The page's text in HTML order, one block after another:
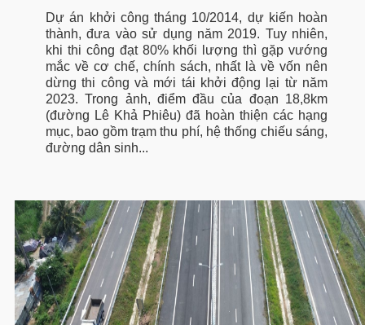
Dự án khởi công tháng 10/2014, dự kiến hoàn
thành, đưa vào sử dụng năm 2019. Tuy nhiên,
khi thi công đạt 80% khối lượng thì gặp vướng
mắc về cơ chế, chính sách, nhất là về vốn nên
dừng thi công và mới tái khởi động lại từ năm
2023. Trong ảnh, điểm đầu của đoạn 18,8km
(đường Lê Khả Phiêu) đã hoàn thiện các hạng
mục, bao gồm trạm thu phí, hệ thống chiếu sáng,
đường dân sinh...